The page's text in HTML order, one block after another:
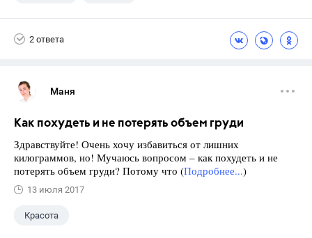
2 ответа
Маня
Как похудеть и не потерять объем груди
Здравствуйте! Очень хочу избавиться от лишних
килограммов, но! Мучаюсь вопросом – как похудеть и не
потерять объем груди? Потому что (Подробнее...)
13 июля 2017
Красота